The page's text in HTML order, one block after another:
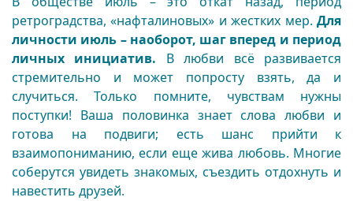
ретроградства, «нафталиновых» и жестких мер. Для
личности июль – наоборот, шаг вперед и период
личных инициатив. В любви всё развивается
стремительно и может попросту взять, да и
случиться. Только помните, чувствам нужны
поступки! Ваша половинка знает слова любви и
готова на подвиги; есть шанс прийти к
взаимопониманию, если еще жива любовь. Многие
соберутся увидеть знакомых, съездить отдохнуть и
навестить друзей.